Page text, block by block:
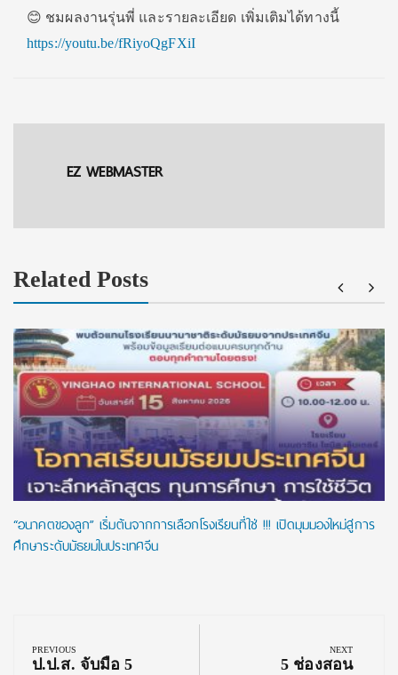
😊 ชมผลงานรุ่นพี่ และรายละเอียด เพิ่มเติมได้ทางนี้
https://youtu.be/fRiyoQgFXiI
EZ WEBMASTER
Related Posts
“อนาคตของลูก” เริ่มต้นจากการเลือกโรงเรียนที่ใช่ !!! เปิดมุมมองใหม่สู่การ
ศึกษาระดับมัธยมในประเทศจีน
navigation
PREVIOUS
Previous
ป.ป.ส. จับมือ 5
NEXT
Next
5 ช่องสอน